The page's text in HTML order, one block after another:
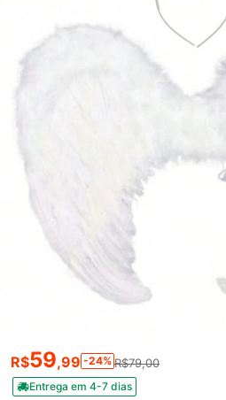
R$59,99 -24% R$79,00
Entrega em 4-7 dias